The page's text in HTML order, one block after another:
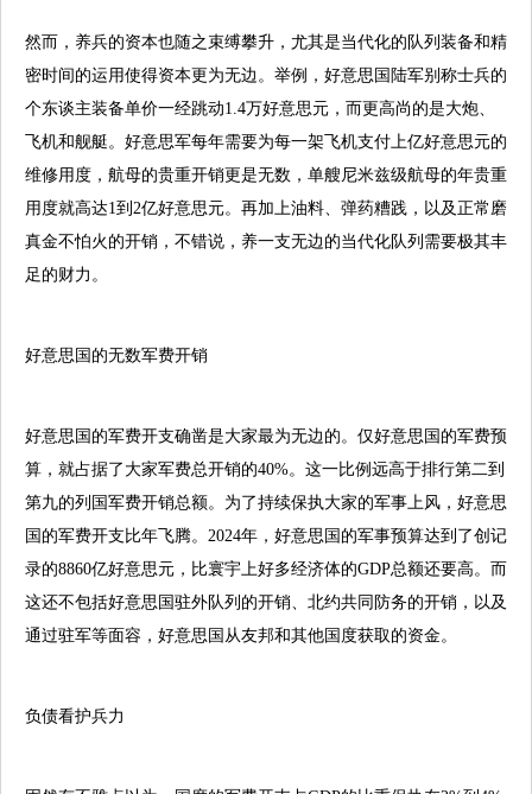
然而，养兵的资本也随之束缚攀升，尤其是当代化的队列装备和精
密时间的运用使得资本更为无边。举例，好意思国陆军别称士兵的
个东谈主装备单价一经跳动1.4万好意思元，而更高尚的是大炮、
飞机和舰艇。好意思军每年需要为每一架飞机支付上亿好意思元的
维修用度，航母的贵重开销更是无数，单艘尼米兹级航母的年贵重
用度就高达1到2亿好意思元。再加上油料、弹药糟践，以及正常磨
真金不怕火的开销，不错说，养一支无边的当代化队列需要极其丰
足的财力。
好意思国的无数军费开销
好意思国的军费开支确凿是大家最为无边的。仅好意思国的军费预
算，就占据了大家军费总开销的40%。这一比例远高于排行第二到
第九的列国军费开销总额。为了持续保执大家的军事上风，好意思
国的军费开支比年飞腾。2024年，好意思国的军事预算达到了创记
录的8860亿好意思元，比寰宇上好多经济体的GDP总额还要高。而
这还不包括好意思国驻外队列的开销、北约共同防务的开销，以及
通过驻军等面容，好意思国从友邦和其他国度获取的资金。
负债看护兵力